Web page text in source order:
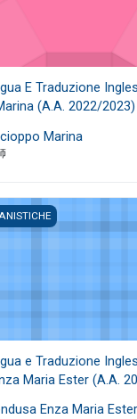
E Traduzione
(A.A. 2022/2023)
Marina
e Traduzione
e Traduzione
Maria Ester (A.A.
Enza Maria Ester